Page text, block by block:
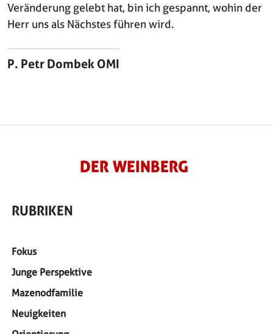
Veränderung gelebt hat, bin ich gespannt, wohin der
Herr uns als Nächstes führen wird.
P. Petr Dombek OMI
DER WEINBERG
RUBRIKEN
Fokus
Junge Perspektive
Mazenodfamilie
Neuigkeiten